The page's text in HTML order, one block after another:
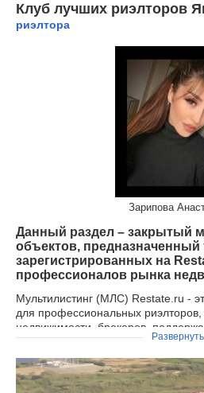
Клуб лучших риэлторов
риэлтора
Зарипова
Данный раздел – закрытый
объектов, предназначенный
зарегистрированных на
профессионалов рынка
Мультилистинг (МЛС) Restate.ru -
для профессиональных риэлторов,
недвижимости, брокеров,
Гильдией Риэлторов (РГР) и
объединениями агентств
Целью создания "Restate MLS"
Развернуть